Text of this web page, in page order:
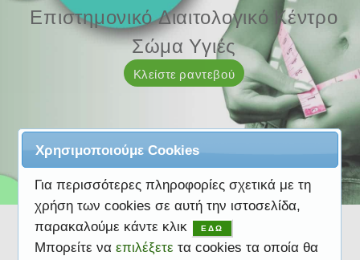
Επαγγελματισμός, εμπειρίακαλή
διάθεση
Κλείστε ραντεβού
Επιστημονικό Διαιτολογικό Κέντρο
Σώμα Υγιές
Κλείστε ραντεβού
Μαζί μας μπορείτε
Κλείστε ραντεβού
Επαγγελματισμός, εμπειρίακαλή
διάθεση
Κλείστε ραντεβού
Επιστημονικό Διαιτολογικό Κέντρο
Σώμα Υγιές
Κλείστε ραντεβού
Χρησιμοποιούμε Cookies
Για περισσότερες πληροφορίες σχετικά με τη
χρήση των cookies σε αυτή την ιστοσελίδα,
παρακαλούμε κάντε κλικ
ΕΔΩ
Μπορείτε να επιλέξετε τα cookies τα οποία θα